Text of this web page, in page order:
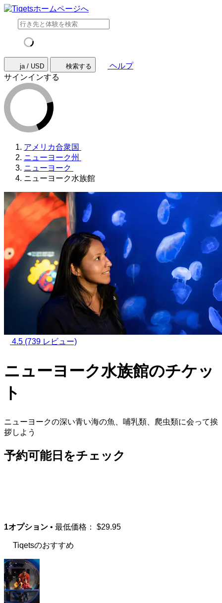
ja / USD 検索する
ヘルプ
サインインする
アメリカ合衆国
ニューヨーク州
ニューヨーク
ニューヨーク水族館
4.5 (739 レビュー)
ニューヨーク水族館のチケッ
ト
ニューヨークの深い青い海の魚、哺乳類、爬虫類に会って挨
拶しよう
予約可能日をチェック
1オプション • 最低価格： $29.95
Tiqetsのおすすめ